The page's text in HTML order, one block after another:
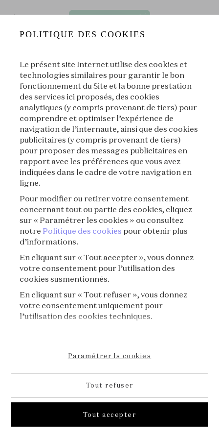
des Épopées] E03⏐Le charm necklace de Jackie Cochran
La Voix des Bijoux | L'École des Arts Joailliers
00:00
Suivant | À propos
À propos
de Jackie Cochran
La Voix des Bijoux
POLITIQUE DES COOKIES
Le présent site Internet utilise des cookies et
technologies similaires pour garantir le bon
fonctionnement du Site et la bonne prestation
des services ici proposés, des cookies
analytiques (y compris provenant de tiers) pour
comprendre et optimiser l’expérience de
navigation de l’internaute, ainsi que des cookies
publicitaires (y compris provenant de tiers)
pour proposer des messages publicitaires en
rapport avec les préférences que vous avez
indiquées dans le cadre de votre navigation en
ligne.
Pour modifier ou retirer votre consentement
concernant tout ou partie des cookies, cliquez
sur « Paramétrer les cookies » ou consultez
notre Politique des cookies pour obtenir plus
d’informations.
En cliquant sur « Tout accepter », vous donnez
votre consentement pour l’utilisation des
cookies susmentionnés.
En cliquant sur « Tout refuser », vous donnez
votre consentement uniquement pour
l’utilisation des cookies techniques.
Paramétrer ls cookies
Tout refuser
Tout accepter